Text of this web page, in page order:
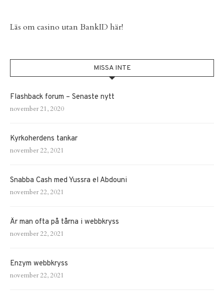
Läs omcasino utan BankID här!
MISSA INTE
Flashback forum – Senaste nytt
november 21, 2020
Kyrkoherdens tankar
november 22, 2021
Snabba Cash med Yussra el Abdouni
november 22, 2021
Är man ofta på tårna i webbkryss
november 22, 2021
Enzym webbkryss
november 22, 2021